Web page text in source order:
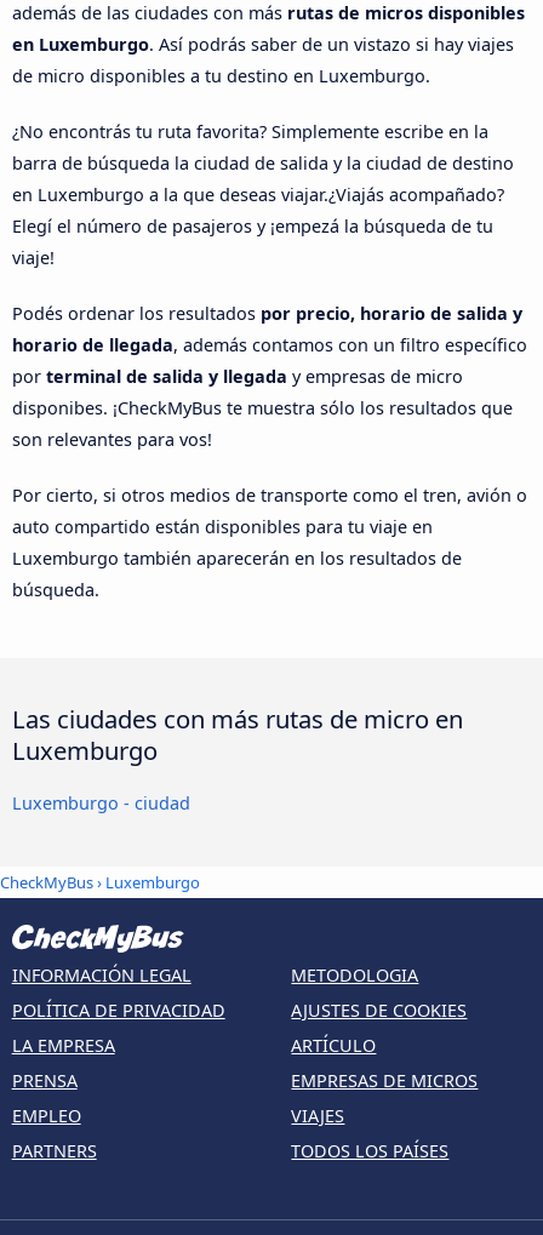
además de las ciudades con más rutas de micros disponibles
en Luxemburgo. Así podrás saber de un vistazo si hay viajes
de micro disponibles a tu destino en Luxemburgo.
¿No encontrás tu ruta favorita? Simplemente escribe en la
barra de búsqueda la ciudad de salida y la ciudad de destino
en Luxemburgo a la que deseas viajar.¿Viajás acompañado?
Elegí el número de pasajeros y ¡empezá la búsqueda de tu
viaje!
Podés ordenar los resultados por precio, horario de salida y
horario de llegada, además contamos con un filtro específico
por terminal de salida y llegada y empresas de micro
disponibes. ¡CheckMyBus te muestra sólo los resultados que
son relevantes para vos!
Por cierto, si otros medios de transporte como el tren, avión o
auto compartido están disponibles para tu viaje en
Luxemburgo también aparecerán en los resultados de
búsqueda.
Las ciudades con más rutas de micro en
Luxemburgo
Luxemburgo - ciudad
CheckMyBus› Luxemburgo
INFORMACIÓN LEGAL
POLÍTICA DE PRIVACIDAD
LA EMPRESA
PRENSA
EMPLEO
PARTNERS
METODOLOGIA
AJUSTES DE COOKIES
ARTÍCULO
EMPRESAS DE MICROS
VIAJES
TODOS LOS PAÍSES